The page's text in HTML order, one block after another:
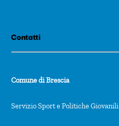
Contatti
Comune di Brescia
Servizio Sport e Politiche Giovanili